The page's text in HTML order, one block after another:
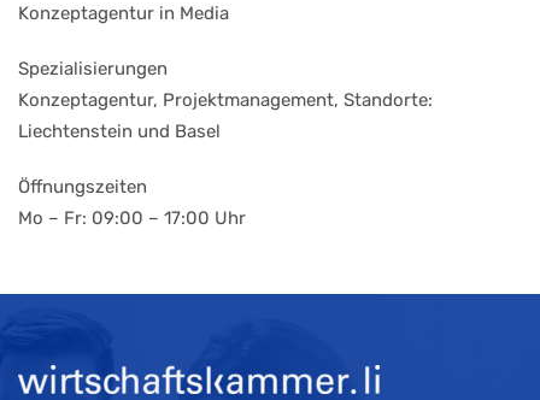
Konzeptagentur in Media
Spezialisierungen
Konzeptagentur, Projektmanagement, Standorte:
Liechtenstein und Basel
Öffnungszeiten
Mo – Fr: 09:00 – 17:00 Uhr